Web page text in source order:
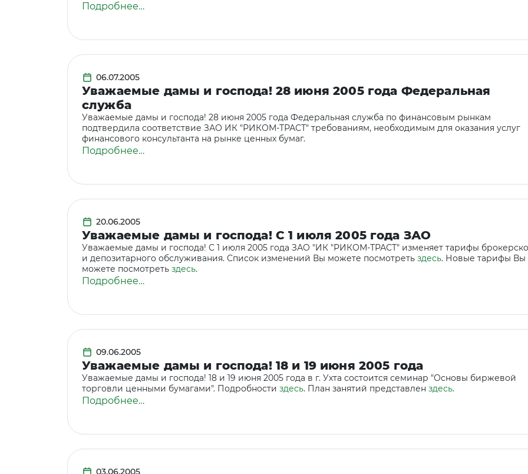
Подробнее…
06.07.2005
Уважаемые дамы и господа! 28 июня 2005 года Федеральная
служба
Уважаемые дамы и господа! 28 июня 2005 года Федеральная служба по финансовым рынкам
подтвердила соответствие ЗАО ИК "РИКОМ-ТРАСТ" требованиям, необходимым для оказания услуг
финансового консультанта на рынке ценных бумаг.
Подробнее…
20.06.2005
Уважаемые дамы и господа! С 1 июля 2005 года ЗАО
Уважаемые дамы и господа! С 1 июля 2005 года ЗАО "ИК "РИКОМ-ТРАСТ" изменяет тарифы
и депозитарного обслуживания. Список изменений Вы можете посмотреть здесь. Новые тарифы Вы
можете посмотреть здесь.
Подробнее…
09.06.2005
Уважаемые дамы и господа! 18 и 19 июня 2005 года
Уважаемые дамы и господа! 18 и 19 июня 2005 года в г. Ухта состоится семинар "Основы биржевой
торговли ценными бумагами". Подробности здесь. План занятий представлен здесь.
Подробнее…
03.06.2005